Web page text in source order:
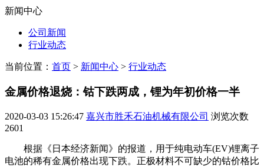
新闻中心
公司新闻
行业动态
当前位置： 首页 > 新闻中心 > 行业动态
金属价格退烧：钴下跌两成，锂为年初价格一半
2020-03-03 15:26:47 嘉兴市胜禾石油机械有限公司 浏览次数
2601
根据《日本经济新闻》的报道，用于纯电动车(EV)锂离子
电池的稀有金属价格出现下跌。正极材料不可缺少的钴价格比